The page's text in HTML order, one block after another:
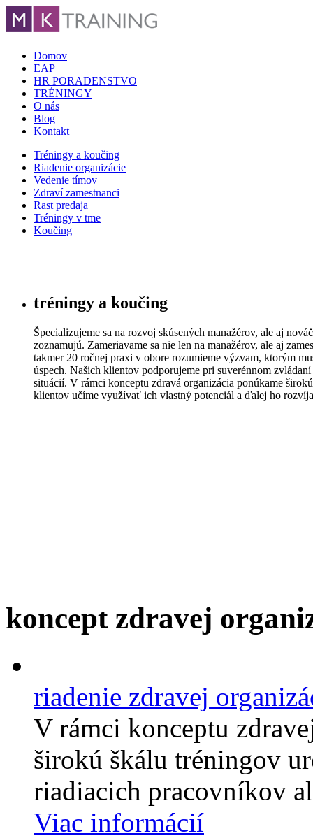
Domov
EAP
HR PORADENSTVO
TRÉNINGY
O nás
Blog
Kontakt
Tréningy a koučing
Riadenie organizácie
Vedenie tímov
Zdraví zamestnanci
Rast predaja
Tréningy v tme
Koučing
tréningy a koučing
Špecializujeme sa na rozvoj skúsených manažérov, ale aj
zoznamujú. Zameriavame sa nie len na manažérov, ale aj
takmer 20 ročnej praxi v obore rozumieme výzvam, ktorým
úspech. Našich klientov podporujeme pri suverénnom
situácií. V rámci konceptu zdravá organizácia ponúkame
klientov učíme využívať ich vlastný potenciál a ďalej ho
koncept zdravej
riadenie zdravej
V rámci konceptu
širokú škálu tréningov
riadiacich pracovníkov
Viac informácií